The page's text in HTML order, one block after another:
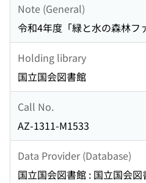
Note (General)
令和4年度「緑と水の森林フ
Holding library
国立国会図書館
Call No.
AZ-1311-M1533
Data Provider (Database)
国立国会図書館 : 国立国会図